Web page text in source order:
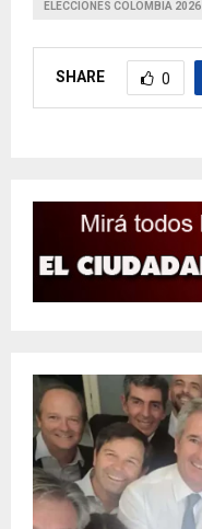
ELECCIONES COLOMBIA 2026
SHARE 0